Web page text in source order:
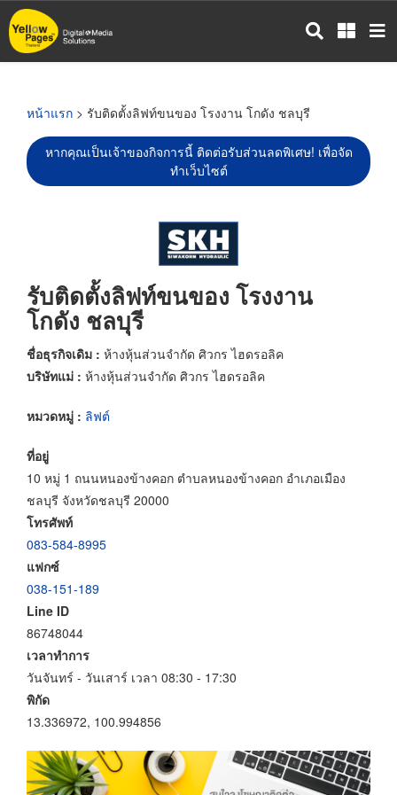
ข้าม
ไป
หน้าแรก > รับติดตั้งลิฟท์ขนของ โรงงาน โกดัง ชลบุรี
หากคุณเป็นเจ้าของกิจการนี้ ติดต่อรับส่วนลดพิเศษ! เพื่อจัด
ทำเว็บไซต์
รับติดตั้งลิฟท์ขนของ โรงงาน
โกดัง ชลบุรี
ชื่อธุรกิจเดิม : ห้างหุ้นส่วนจำกัด ศิวกร ไฮดรอลิค
บริษัทแม่ : ห้างหุ้นส่วนจำกัด ศิวกร ไฮดรอลิค
หมวดหมู่ : ลิฟต์
ที่อยู่
10 หมู่ 1 ถนนหนองข้างคอก ตำบลหนองข้างคอก อำเภอเมือง
ชลบุรี จังหวัดชลบุรี 20000
โทรศัพท์
083-584-8995
แฟกซ์
038-151-189
Line ID
86748044
เวลาทำการ
วันจันทร์ - วันเสาร์ เวลา 08:30 - 17:30
พิกัด
13.336972, 100.994856